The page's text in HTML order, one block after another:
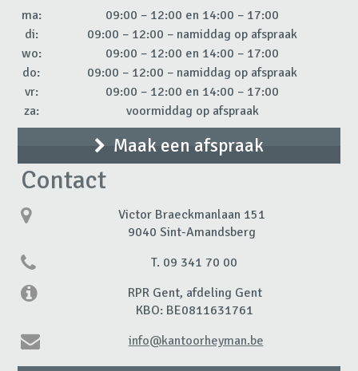
ma:
09:00 – 12:00 en 14:00 – 17:00
di:
09:00 – 12:00 – namiddag op afspraak
wo:
09:00 – 12:00 en 14:00 – 17:00
do:
09:00 – 12:00 – namiddag op afspraak
vr:
09:00 – 12:00 en 14:00 – 17:00
za:
voormiddag op afspraak
Maak een afspraak
Contact
Victor Braeckmanlaan 151
9040 Sint-Amandsberg
T. 09 341 70 00
RPR Gent, afdeling Gent
KBO: BE0811631761
info@kantoorheyman.be